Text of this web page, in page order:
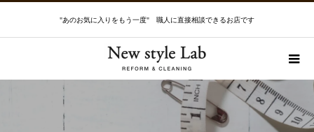
"あのお気に入りをもう一度" 職人に直接相談できるお店です